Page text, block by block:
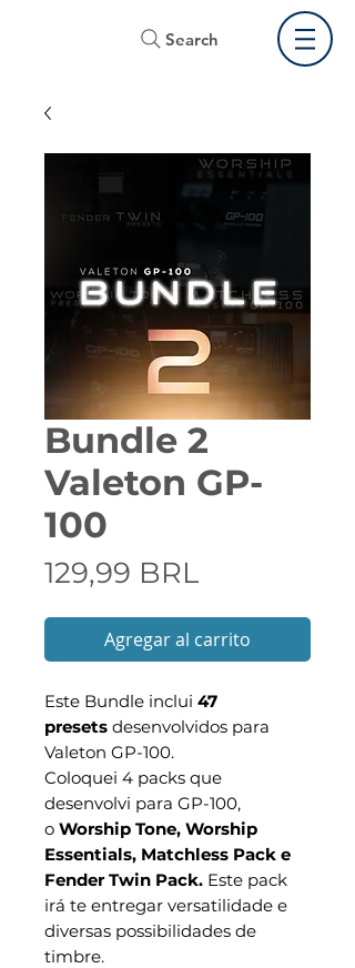
Search
Bundle 2
Valeton GP-
100
129,99 BRLPrecio
Agregar al carrito
Este Bundle inclui 47
presets desenvolvidos para
Valeton GP-100.
Coloquei 4 packs que
desenvolvi para GP-100,
o Worship Tone, Worship
Essentials, Matchless Pack e
Fender Twin Pack. Este pack
irá te entregar versatilidade e
diversas possibilidades de
timbre.